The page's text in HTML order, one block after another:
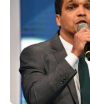
também
políticos entre
parlamentar,
que foi
Até o
manifestação
polêmica. Com